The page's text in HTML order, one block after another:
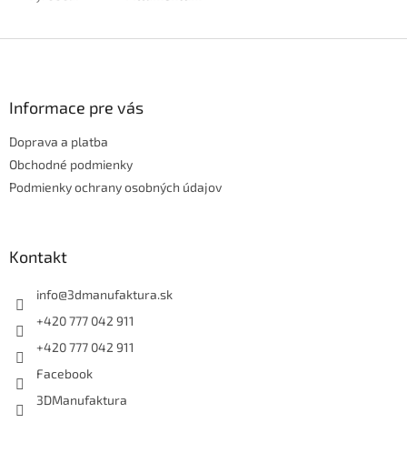
Informace pre vás
Doprava a platba
Obchodné podmienky
Podmienky ochrany osobných údajov
Kontakt
info@3dmanufaktura.sk
+420 777 042 911
+420 777 042 911
Facebook
3DManufaktura